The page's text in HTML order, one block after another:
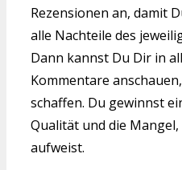
Rezensionen an, damit
alle Nachteile des
Dann kannst Du Dir in
Kommentare
schaffen. Du gewinnst
Qualität und die
aufweist.